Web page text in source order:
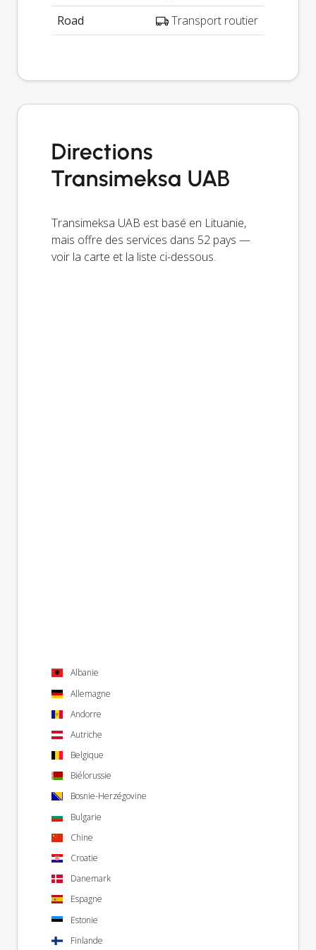
Road
Transport routier
Directions
Transimeksa UAB
Transimeksa UAB est basé en Lituanie,
mais offre des services dans 52 pays —
voir la carte et la liste ci-dessous.
Albanie
Allemagne
Andorre
Autriche
Belgique
Biélorussie
Bosnie-Herzégovine
Bulgarie
Chine
Croatie
Danemark
Espagne
Estonie
Finlande